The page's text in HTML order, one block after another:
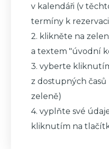
v kalendáři (v
termíny k
2. klikněte na
a textem "úvodní
3. vyberte
z dostupných
zeleně)
4. vyplňte své
kliknutím na